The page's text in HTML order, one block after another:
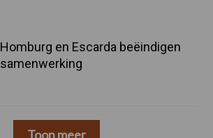
Homburg en Escarda beëindigen
samenwerking
Toon meer